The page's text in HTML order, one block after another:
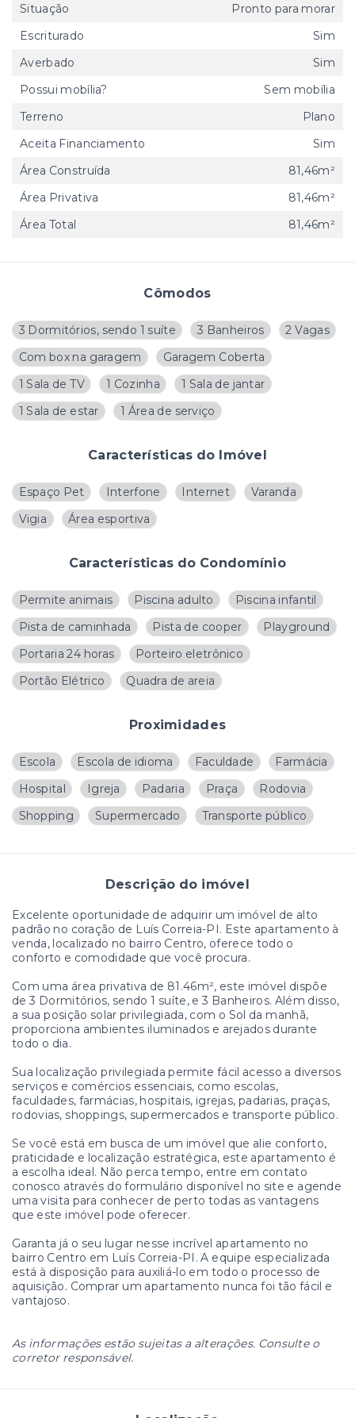
Cômodos
3 Dormitórios, sendo 1 suíte 3 Banheiros
2 Vagas
Com box na garagem
Garagem Coberta
1 Sala de TV
1 Cozinha
1 Sala de jantar
1 Sala de estar
1 Área de serviço
Características do Imóvel
Espaço Pet Interfone Internet
Varanda
Vigia
Área esportiva
Características do Condomínio
Permite animais Piscina adulto
Piscina infantil
Pista de caminhada
Pista de cooper
Playground
Portaria 24 horas
Porteiro eletrônico
Portão Elétrico
Quadra de areia
Proximidades
Escola Escola de idioma Faculdade
Farmácia
Hospital
Igreja Padaria Praça
Rodovia
Shopping
Supermercado Transporte público
Descrição do imóvel
Excelente oportunidade de adquirir um imóvel de alto
padrão no coração de Luís Correia-PI. Este apartamento à
venda, localizado no bairro Centro, oferece todo o
conforto e comodidade que você procura.
Com uma área privativa de 81.46m², este imóvel dispõe
de 3 Dormitórios, sendo 1 suíte, e 3 Banheiros. Além disso,
a sua posição solar privilegiada, com o Sol da manhã,
proporciona ambientes iluminados e arejados durante
todo o dia.
Sua localização privilegiada permite fácil acesso a diversos
serviços e comércios essenciais, como escolas,
faculdades, farmácias, hospitais, igrejas, padarias, praças,
rodovias, shoppings, supermercados e transporte público.
Se você está em busca de um imóvel que alie conforto,
praticidade e localização estratégica, este apartamento é
a escolha ideal. Não perca tempo, entre em contato
conosco através do formulário disponível no site e agende
uma visita para conhecer de perto todas as vantagens
que este imóvel pode oferecer.
Garanta já o seu lugar nesse incrível apartamento no
bairro Centro em Luís Correia-PI. A equipe especializada
está à disposição para auxiliá-lo em todo o processo de
aquisição. Comprar um apartamento nunca foi tão fácil e
vantajoso.
As informações estão sujeitas a alterações. Consulte o
corretor responsável.
Situação
Pronto para morar
Escriturado
Sim
Averbado
Sim
Possui mobília?
Sem mobília
Terreno
Plano
Aceita Financiamento
Sim
Área Construída
81,46m²
Área Privativa
81,46m²
Área Total
81,46m²